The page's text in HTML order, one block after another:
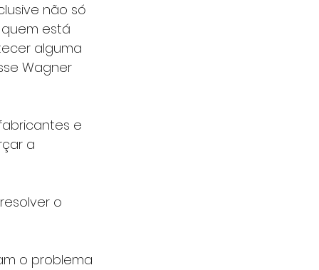
não só
está
alguma
Wagner
e
a
o
o problema